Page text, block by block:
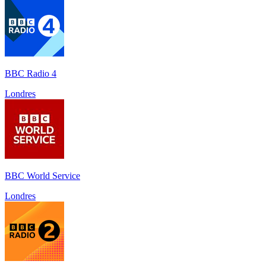
BBC Radio 4
Londres
BBC World Service
Londres